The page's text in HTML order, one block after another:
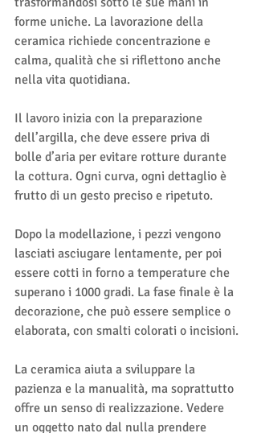
forme uniche. La lavorazione della
ceramica richiede concentrazione e
calma, qualità che si riflettono anche
nella vita quotidiana.
Il lavoro inizia con la preparazione
dell’argilla, che deve essere priva di
bolle d’aria per evitare rotture durante
la cottura. Ogni curva, ogni dettaglio è
frutto di un gesto preciso e ripetuto.
Dopo la modellazione, i pezzi vengono
lasciati asciugare lentamente, per poi
essere cotti in forno a temperature che
superano i 1000 gradi. La fase finale è la
decorazione, che può essere semplice o
elaborata, con smalti colorati o incisioni.
La ceramica aiuta a sviluppare la
pazienza e la manualità, ma soprattutto
offre un senso di realizzazione. Vedere
un oggetto nato dal nulla prendere